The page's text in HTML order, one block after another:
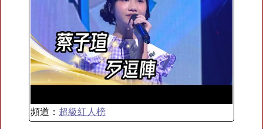
頻道： 超級紅人榜